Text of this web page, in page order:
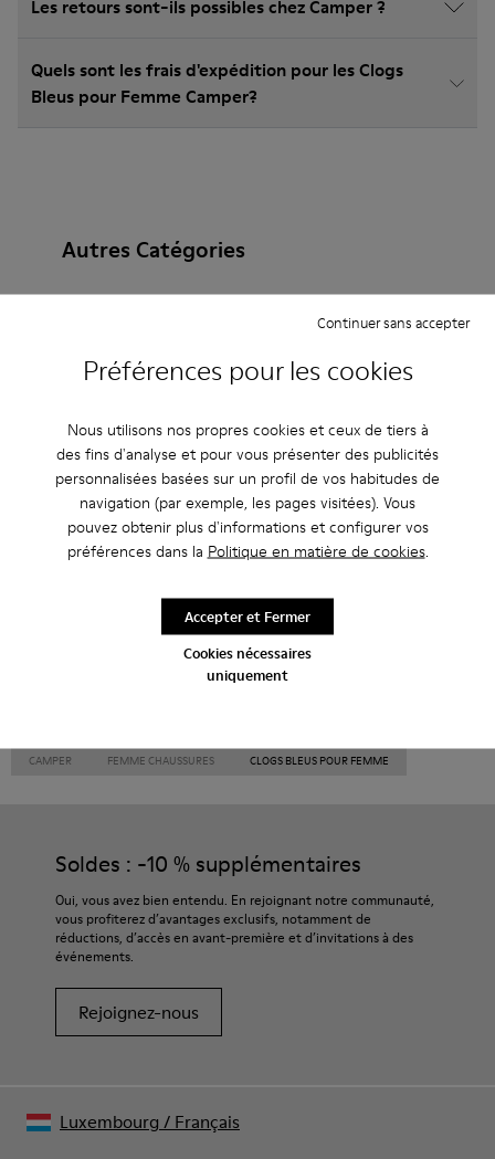
Préférences pour les cookies
Nous utilisons nos propres cookies et ceux de tiers à
des fins d'analyse et pour vous présenter des publicités
personnalisées basées sur un profil de vos habitudes de
navigation (par exemple, les pages visitées). Vous
pouvez obtenir plus d'informations et configurer vos
préférences dans la Politique en matière de cookies.
Cookies nécessaires
uniquement
Continuer sans accepter
Accepter et Fermer
Les retours sont-ils possibles chez Camper ?
Quels sont les frais d'expédition pour les Clogs
Bleus pour Femme Camper?
Autres Catégories
Bottines Non Leather
Ballerines
Bottes
Chaussures plates
Chaussures casual
Baskets
Chaussures décontractées
Chaussons
Chaussures habillées
CAMPER FEMME CHAUSSURES CLOGS BLEUS POUR FEMME
Soldes : -10 % supplémentaires
Oui, vous avez bien entendu. En rejoignant notre communauté,
vous profiterez d’avantages exclusifs, notamment de
réductions, d’accès en avant-première et d’invitations à des
événements.
Rejoignez-nous
Luxembourg / Français